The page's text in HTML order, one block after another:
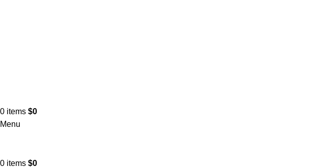
0 items $0
Menu
0 items $0